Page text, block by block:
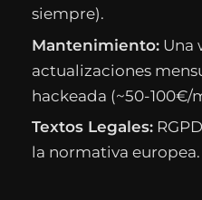
siempre).
Mantenimiento: Una
actualizaciones
hackeada (~50-100€/
Textos Legales:
la normativa europea.